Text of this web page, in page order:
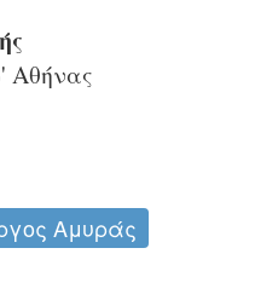
Αθήνας
Αμυράς